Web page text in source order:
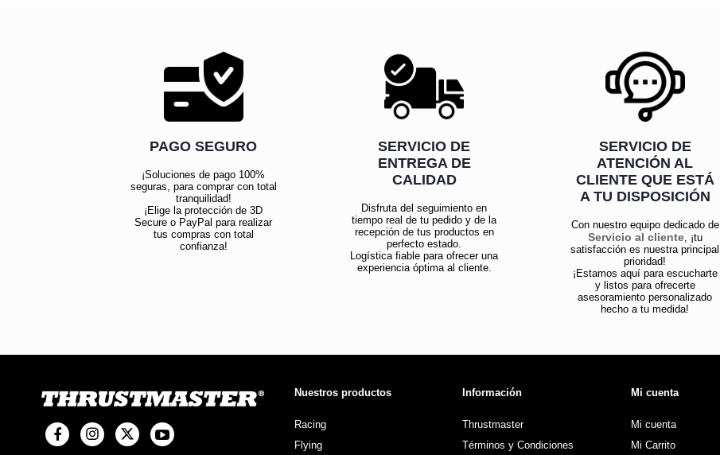
PAGO SEGURO
¡Soluciones de pago 100%
seguras, para comprar con total
tranquilidad!
¡Elige la protección de 3D
Secure o PayPal para realizar
tus compras con total
confianza!
SERVICIO DE
ENTREGA DE
CALIDAD
Disfruta del seguimiento en
tiempo real de tu pedido y de la
recepción de tus productos en
perfecto estado.
Logística fiable para ofrecer una
experiencia óptima al cliente.
SERVICIO DE
ATENCIÓN AL
CLIENTE QUE ESTÁ
A TU DISPOSICIÓN
Con nuestro equipo dedicado de
Servicio al cliente, ¡tu
satisfacción es nuestra principal
prioridad!
¡Estamos aquí para escucharte
y listos para ofrecerte
asesoramiento personalizado
hecho a tu medida!
Nuestros productos
Racing
Flying
Información
Thrustmaster
Términos y Condiciones
Mi cuenta
Mi cuenta
Mi Carrito